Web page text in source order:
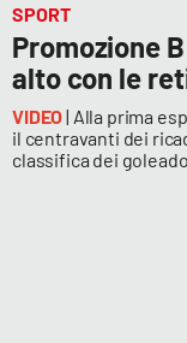
EDIZIONI
LOCALI
Catanzaro
SPORT
Promozione
alto con le
VIDEO| Alla prima
il centravanti dei
classifica dei